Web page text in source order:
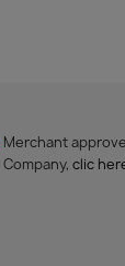
Merchant
Company, clic